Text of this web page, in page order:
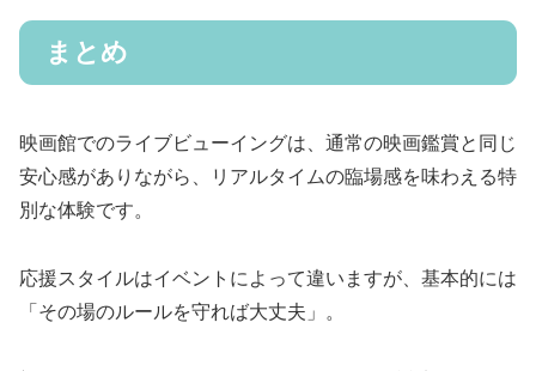
まとめ
映画館でのライブビューイングは、通常の映画鑑賞と同じ
安心感がありながら、リアルタイムの臨場感を味わえる特
別な体験です。
応援スタイルはイベントによって違いますが、基本的には
「その場のルールを守れば大丈夫」。